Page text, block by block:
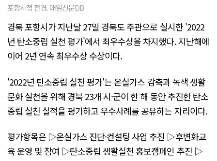
포항시청 전경. 매일신문DB
경북 포항시가 지난달 27일 경북도 주관으로 실시한 '2022
년 탄소중립 실천 평가'에서 최우수상을 차지했다. 지난해에
이어 2년 연속 최우수상 수상이다.
'2022년 탄소중립 실천 평가'는 온실가스 감축과 녹색 생활
문화 실천을 위해 경북 23개 시·군이 한 해 동안 추진한 탄소
중립 실천 실적을 평가하고 우수사례를 공유하는 자리이다.
평가항목은 ▷온실가스 진단·컨설팅 사업 추진 ▷후변화교
육 운영 및 참여 ▷탄소중립 생활실천 홍보캠페인 추진 ▷